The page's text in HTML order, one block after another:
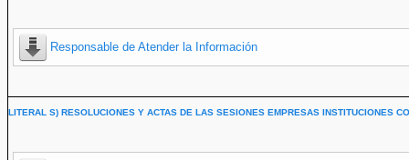
Responsable de Atender la Información
LITERAL S) RESOLUCIONES Y ACTAS DE LAS SESIONES EMPRESAS INSTITUCIONES